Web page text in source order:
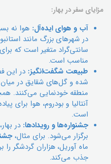
مزایای سفر در بهار:
آب و هوای ایده‌آل: هوا نه
سانتی‌گراد متغیر است که
مناسب است.
طبیعت شگفت‌انگیز: در
شده و گل‌های شقایق در
منطقه خودنمایی می‌کنند.
آنتالیا و بودروم، هوا برای
است.
جشنواره‌ها و رویدادها: در
برگزار می‌شود. برای مثال،
ماه آوریل، هزاران گردشگر را
جذب می‌کند.